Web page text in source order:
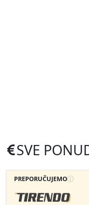
SVE
PREPORUČUJEMO